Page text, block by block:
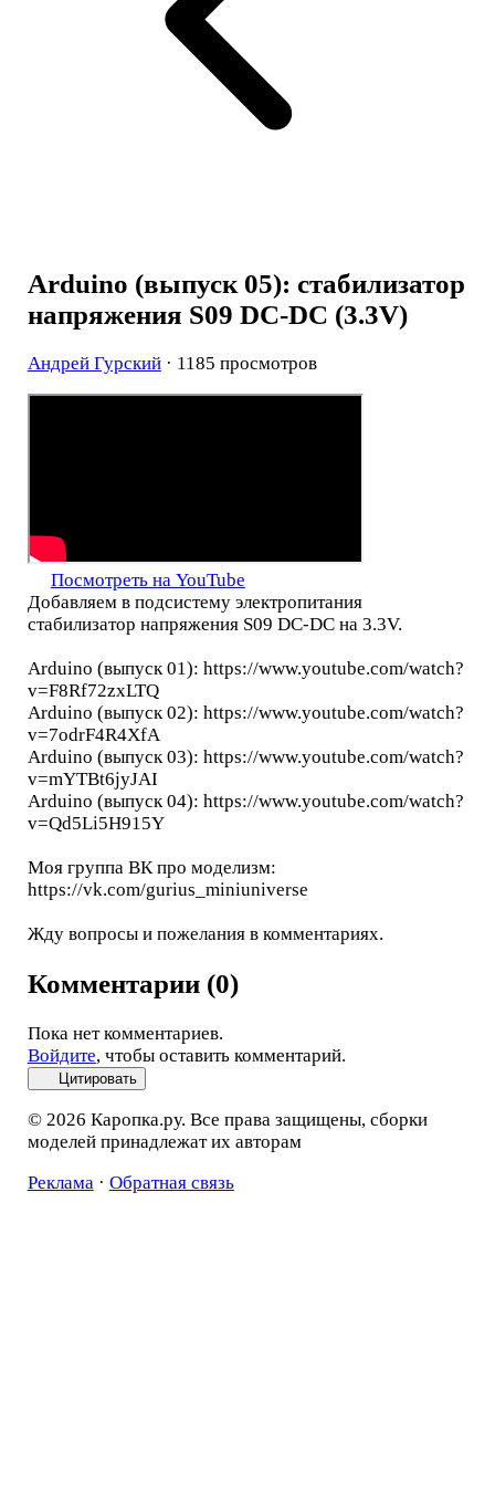
Arduino (выпуск 05): стабилизатор
напряжения S09 DC-DC (3.3V)
Андрей Гурский· 1185 просмотров
Посмотреть на YouTube
Добавляем в подсистему электропитания
стабилизатор напряжения S09 DC-DC на 3.3V.
Arduino (выпуск 01): https://www.youtube.com/watch?
v=F8Rf72zxLTQ
Arduino (выпуск 02): https://www.youtube.com/watch?
v=7odrF4R4XfA
Arduino (выпуск 03): https://www.youtube.com/watch?
v=mYTBt6jyJAI
Arduino (выпуск 04): https://www.youtube.com/watch?
v=Qd5Li5H915Y
Моя группа ВК про моделизм:
https://vk.com/gurius_miniuniverse
Жду вопросы и пожелания в комментариях.
Комментарии (0)
Пока нет комментариев.
Войдите, чтобы оставить комментарий.
Цитировать
© 2026 Каропка.ру. Все права защищены, сборки
моделей принадлежат их авторам
Реклама · Обратная связь